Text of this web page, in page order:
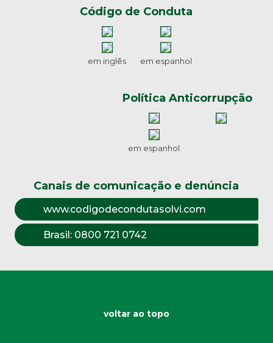
Código de Conduta
em inglês em espanhol
Política Anticorrupção
em espanhol
Canais de comunicação e denúncia
www.codigodecondutasolvi.com
Brasil: 0800 721 0742
voltar ao topo